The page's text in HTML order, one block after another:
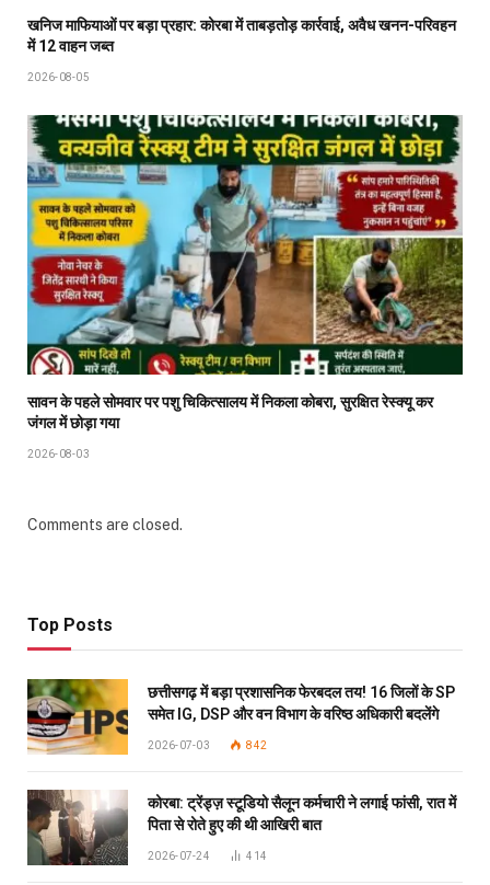
खनिज माफियाओं पर बड़ा प्रहार: कोरबा में ताबड़तोड़ कार्रवाई, अवैध खनन-परिवहन
में 12 वाहन जब्त
2026-08-05
सावन के पहले सोमवार पर पशु चिकित्सालय में निकला कोबरा, सुरक्षित रेस्क्यू कर
जंगल में छोड़ा गया
2026-08-03
Comments are closed.
Top Posts
छत्तीसगढ़ में बड़ा प्रशासनिक फेरबदल तय! 16 जिलों के SP
समेत IG, DSP और वन विभाग के वरिष्ठ अधिकारी बदलेंगे
2026-07-03 842
कोरबा: ट्रेंड्ज़ स्टूडियो सैलून कर्मचारी ने लगाई फांसी, रात में
पिता से रोते हुए की थी आखिरी बात
2026-07-24 414